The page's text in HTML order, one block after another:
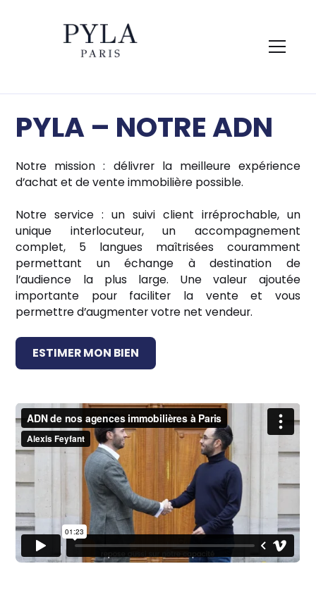
PYLA – NOTRE ADN
Notre mission : délivrer la meilleure expérience
d’achat et de vente immobilière possible.
Notre service : un suivi client irréprochable, un
unique interlocuteur, un accompagnement
complet, 5 langues maîtrisées couramment
permettant un échange à destination de
l’audience la plus large. Une valeur ajoutée
importante pour faciliter la vente et vous
permettre d’augmenter votre net vendeur.
ESTIMER MON BIEN